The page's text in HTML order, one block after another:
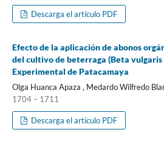
Descarga el artículo PDF
Efecto de la aplicación de abonos
del cultivo de beterraga (Beta vulgaris
Experimental de Patacamaya
Olga Huanca Apaza , Medardo Wilfredo
1704 – 1711
Descarga el artículo PDF